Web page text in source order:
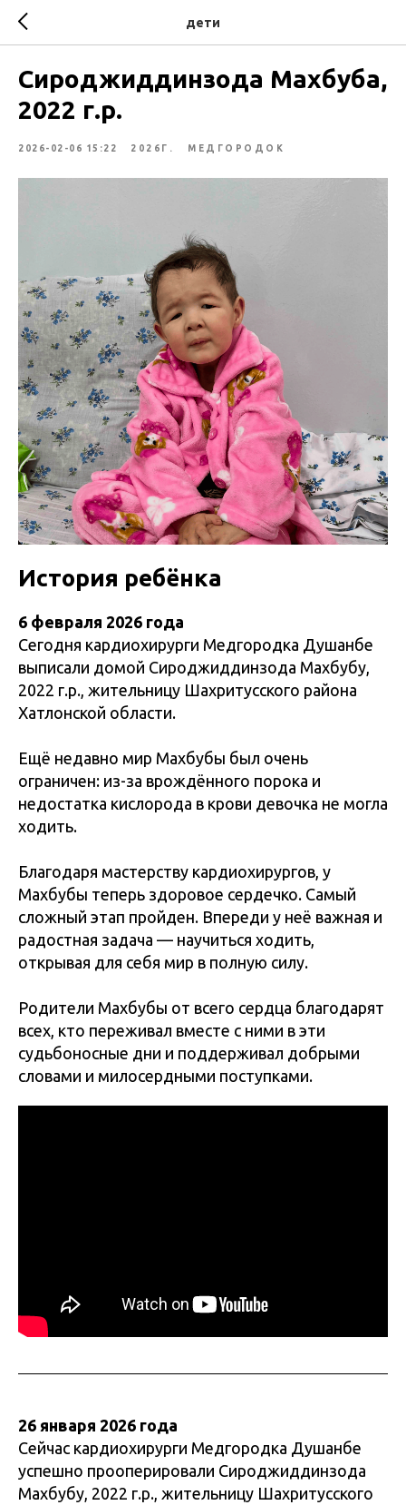
дети
Сироджиддинзода Махбуба,
2022 г.р.
2026-02-06 15:22 2026Г. МЕДГОРОДОК
История ребёнка
6 февраля 2026 года
Сегодня кардиохирурги Медгородка Душанбе
выписали домой Сироджиддинзода Махбубу,
2022 г.р., жительницу Шахритусского района
Хатлонской области.
Ещё недавно мир Махбубы был очень
ограничен: из-за врождённого порока и
недостатка кислорода в крови девочка не могла
ходить.
Благодаря мастерству кардиохирургов, у
Махбубы теперь здоровое сердечко. Самый
сложный этап пройден. Впереди у неё важная и
радостная задача — научиться ходить,
открывая для себя мир в полную силу.
Родители Махбубы от всего сердца благодарят
всех, кто переживал вместе с ними в эти
судьбоносные дни и поддерживал добрыми
словами и милосердными поступками.
26 января 2026 года
Сейчас кардиохирурги Медгородка Душанбе
успешно прооперировали Сироджиддинзода
Махбубу, 2022 г.р., жительницу Шахритусского